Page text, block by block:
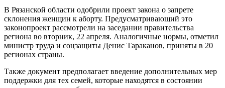
В Рязанской области одобрили проект закона о запрете
склонения женщин к аборту. Предусматривающий это
законопроект рассмотрели на заседании правительства
региона во вторник, 22 апреля. Аналогичные нормы, отметил
министр труда и соцзащиты Денис Тараканов, приняты в 20
регионах страны.
Также документ предполагает введение дополнительных мер
поддержки для тех семей, которые находятся в состоянии